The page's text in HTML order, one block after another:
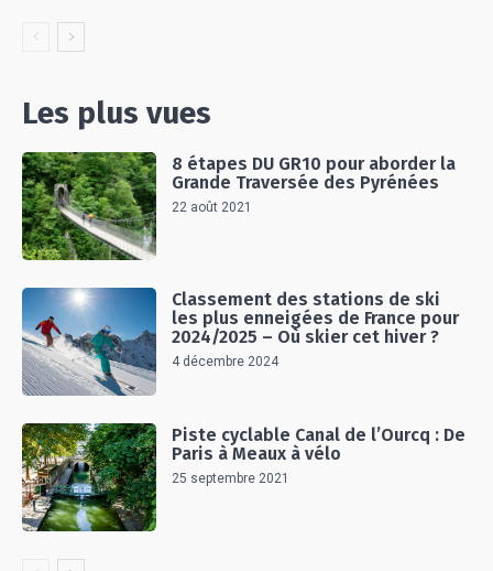
Les plus vues
8 étapes DU GR10 pour aborder la
Grande Traversée des Pyrénées
22 août 2021
Classement des stations de ski
les plus enneigées de France pour
2024/2025 – Où skier cet hiver ?
4 décembre 2024
Piste cyclable Canal de l’Ourcq : De
Paris à Meaux à vélo
25 septembre 2021